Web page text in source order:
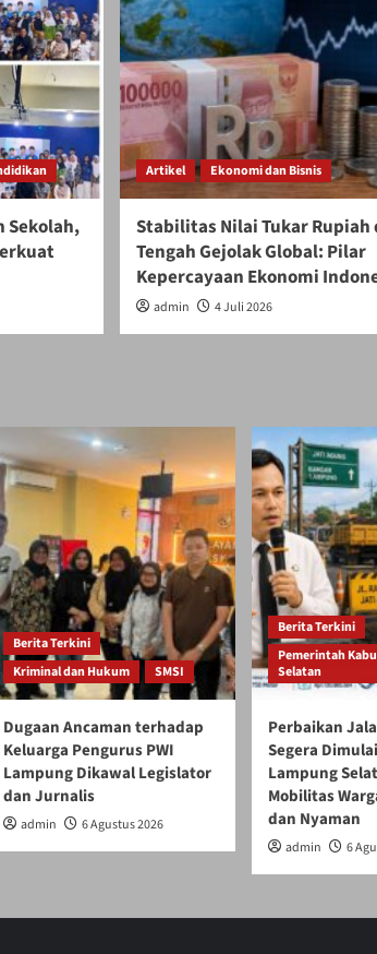
Sekolah,
Artikel Ekonomi dan Bisnis
Stabilitas Nilai Tukar Rupiah
Tengah Gejolak Global: Pilar
Kepercayaan Ekonomi
admin 4 Juli 2026
Berita Terkini
Kriminal dan Hukum
SMSI
Dugaan Ancaman terhadap
Keluarga Pengurus PWI
Lampung Dikawal Legislator
dan Jurnalis
admin 6 Agustus 2026
Berita Terkini
Pemerintah
Selatan
Perbaikan
Segera
Lampung
Mobilitas
dan Nyaman
admin 6